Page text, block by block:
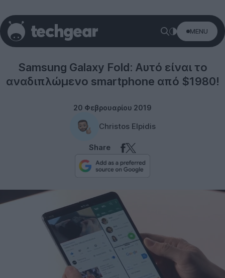
MENU
Samsung Galaxy Fold: Αυτό είναι το
αναδιπλώμενο smartphone από $1980!
20 Φεβρουαρίου 2019
Christos Elpidis
Share